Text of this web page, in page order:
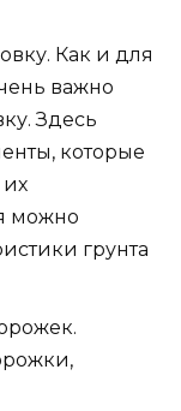
Как и для
важно
Здесь
которые
их
можно
грунта